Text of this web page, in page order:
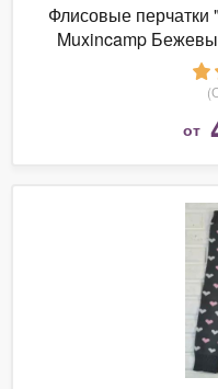
Флисовые перчатки
Muxincamp
Цвет перчаток
от